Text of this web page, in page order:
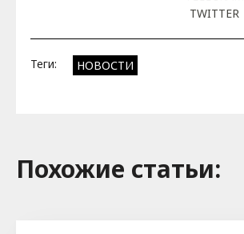
TWITTER
Теги: НОВОСТИ
Похожие cтатьи: